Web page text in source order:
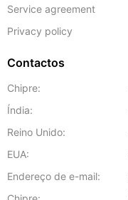
Service agreement
Privacy policy
Contactos
Chipre:
Índia:
Reino Unido:
EUA:
Endereço de e-mail: